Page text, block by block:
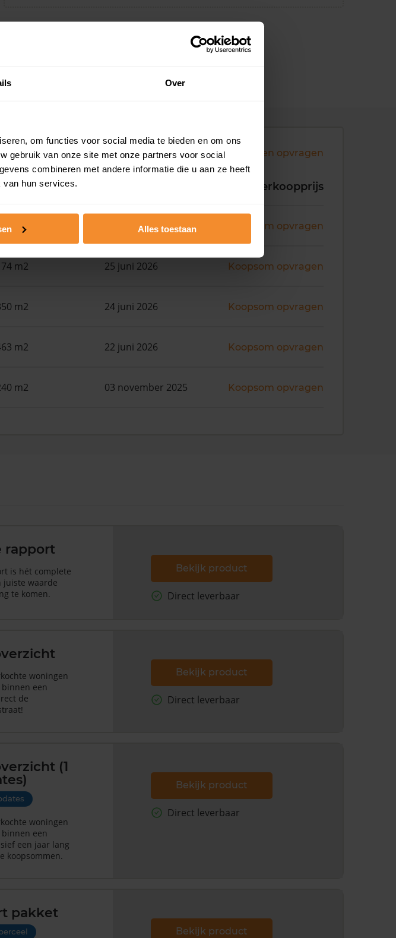
Over
om functies voor social media te bieden en om ons
gebruik van onze site met onze partners voor social
combineren met andere informatie die u aan ze heeft
van hun services.
Alles toestaan
Andere koopsommen opvragen
Verkoopprijs
m2 26 juni 2026 Koopsom opvragen
m2 25 juni 2026 Koopsom opvragen
m2 24 juni 2026 Koopsom opvragen
m2 22 juni 2026 Koopsom opvragen
m2 03 november 2025 Koopsom opvragen
rapport
is hét complete
juiste waarde
te komen.
Bekijk product
Direct leverbaar
woningen
binnen een
de
Bekijk product
Direct leverbaar
(1
woningen
binnen een
een jaar lang
koopsommen.
Bekijk product
Direct leverbaar
pakket
Bekijk product